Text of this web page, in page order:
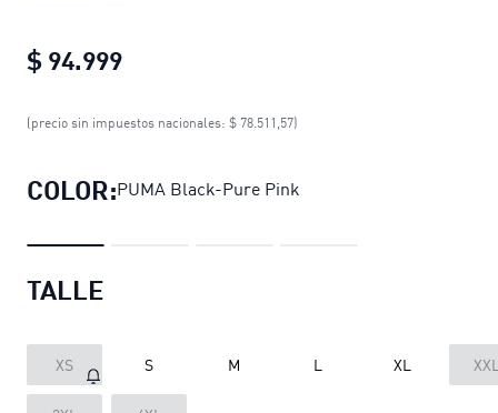
$ 94.999
Shorts de running VELOCITY 12cm
(precio sin impuestos nacionales: $ 78.511,57)
COLOR:PUMA Black-Pure Pink
TALLE
XS S M L XL